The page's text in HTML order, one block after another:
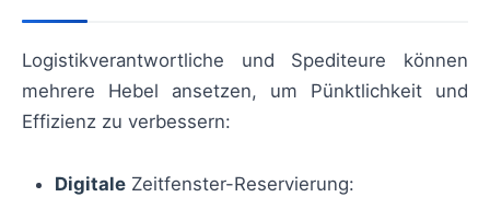
Logistikverantwortliche und Spediteure können
mehrere Hebel ansetzen, um Pünktlichkeit und
Effizienz zu verbessern:
Digitale Zeitfenster-Reservierung: